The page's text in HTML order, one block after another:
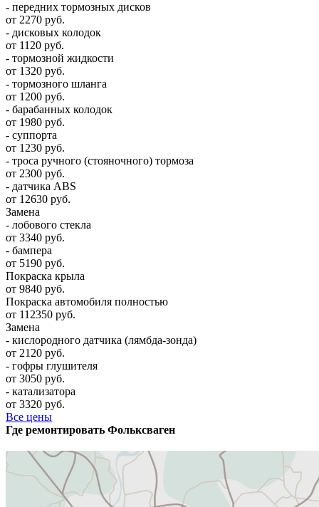
- передних тормозных дисков
от 2270 руб.
- дисковых колодок
от 1120 руб.
- тормозной жидкости
от 1320 руб.
- тормозного шланга
от 1200 руб.
- барабанных колодок
от 1980 руб.
- суппорта
от 1230 руб.
- троса ручного (стояночного) тормоза
от 2300 руб.
- датчика ABS
от 12630 руб.
Замена
- лобового стекла
от 3340 руб.
- бампера
от 5190 руб.
Покраска крыла
от 9840 руб.
Покраска автомобиля полностью
от 112350 руб.
Замена
- кислородного датчика (лямбда-зонда)
от 2120 руб.
- гофры глушителя
от 3050 руб.
- катализатора
от 3320 руб.
Все цены
Где ремонтировать Фолькcваген